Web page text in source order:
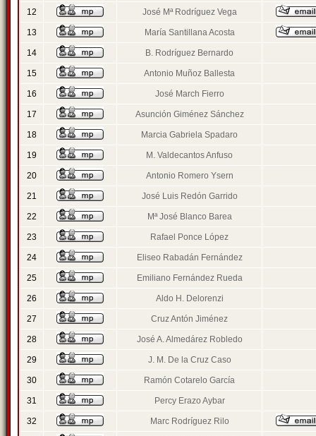
12 José Mª Rodríguez Vega
13 María Santillana Acosta
14 B. Rodríguez Bernardo
15 Antonio Muñoz Ballesta
16 José March Fierro
17 Asunción Giménez Sánchez
18 Marcia Gabriela Spadaro
19 M. Valdecantos Anfuso
20 Antonio Romero Ysern
21 José Luis Redón Garrido
22 Mª José Blanco Barea
23 Rafael Ponce López
24 Eliseo Rabadán Fernández
25 Emiliano Fernández Rueda
26 Aldo H. Delorenzi
27 Cruz Antón Jiménez
28 José A. Almedárez Robledo
29 J. M. De la Cruz Caso
30 Ramón Cotarelo García
31 Percy Erazo Aybar
32 Marc Rodríguez Rilo